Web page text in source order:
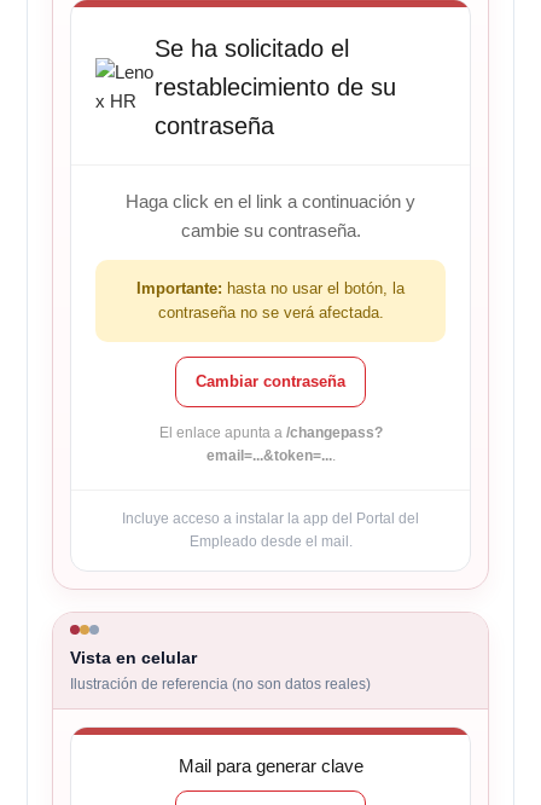
Se ha solicitado el
restablecimiento de su
contraseña
Haga click en el link a continuación y
cambie su contraseña.
Importante: hasta no usar el botón, la
contraseña no se verá afectada.
Cambiar contraseña
El enlace apunta a /changepass?
email=...&token=....
Incluye acceso a instalar la app del Portal del
Empleado desde el mail.
Vista en celular
Ilustración de referencia (no son datos reales)
Mail para generar clave